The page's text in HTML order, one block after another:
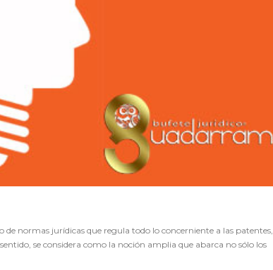
normas jurídicas que regula todo lo concerniente a las patentes,
se considera como la noción amplia que abarca no sólo los